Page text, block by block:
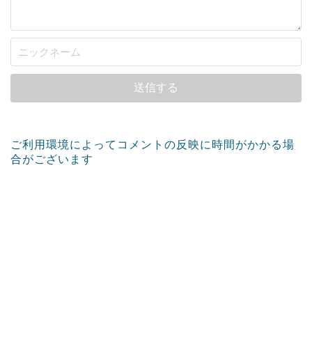
ご利用環境によってコメントの反映に時間がかかる場
合がございます